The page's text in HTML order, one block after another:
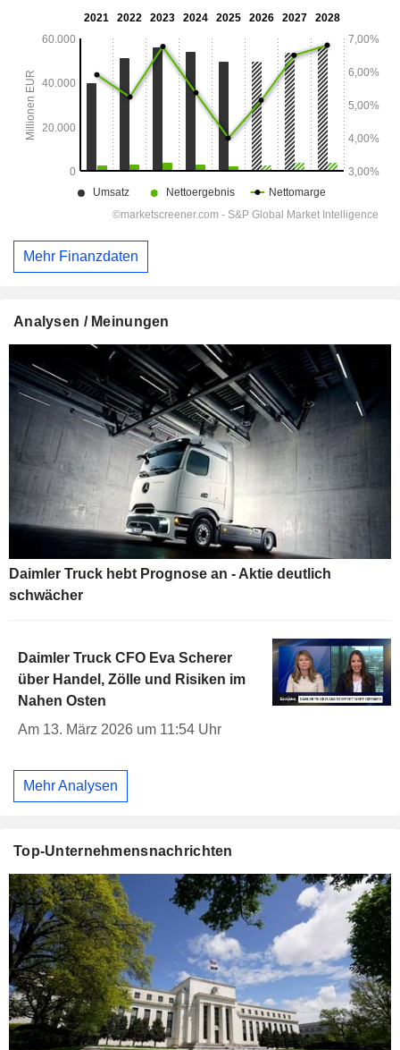
Mehr Finanzdaten
Analysen / Meinungen
Daimler Truck hebt Prognose an - Aktie deutlich
schwächer
Daimler Truck CFO Eva Scherer
über Handel, Zölle und Risiken im
Nahen Osten
Am 13. März 2026 um 11:54 Uhr
Mehr Analysen
Top-Unternehmensnachrichten